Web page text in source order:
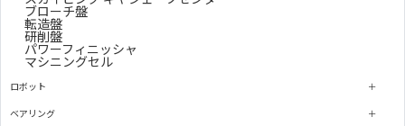
ブローチ盤
転造盤
研削盤
パワーフィニッシャ
マシニングセル
ロボット
ベアリング